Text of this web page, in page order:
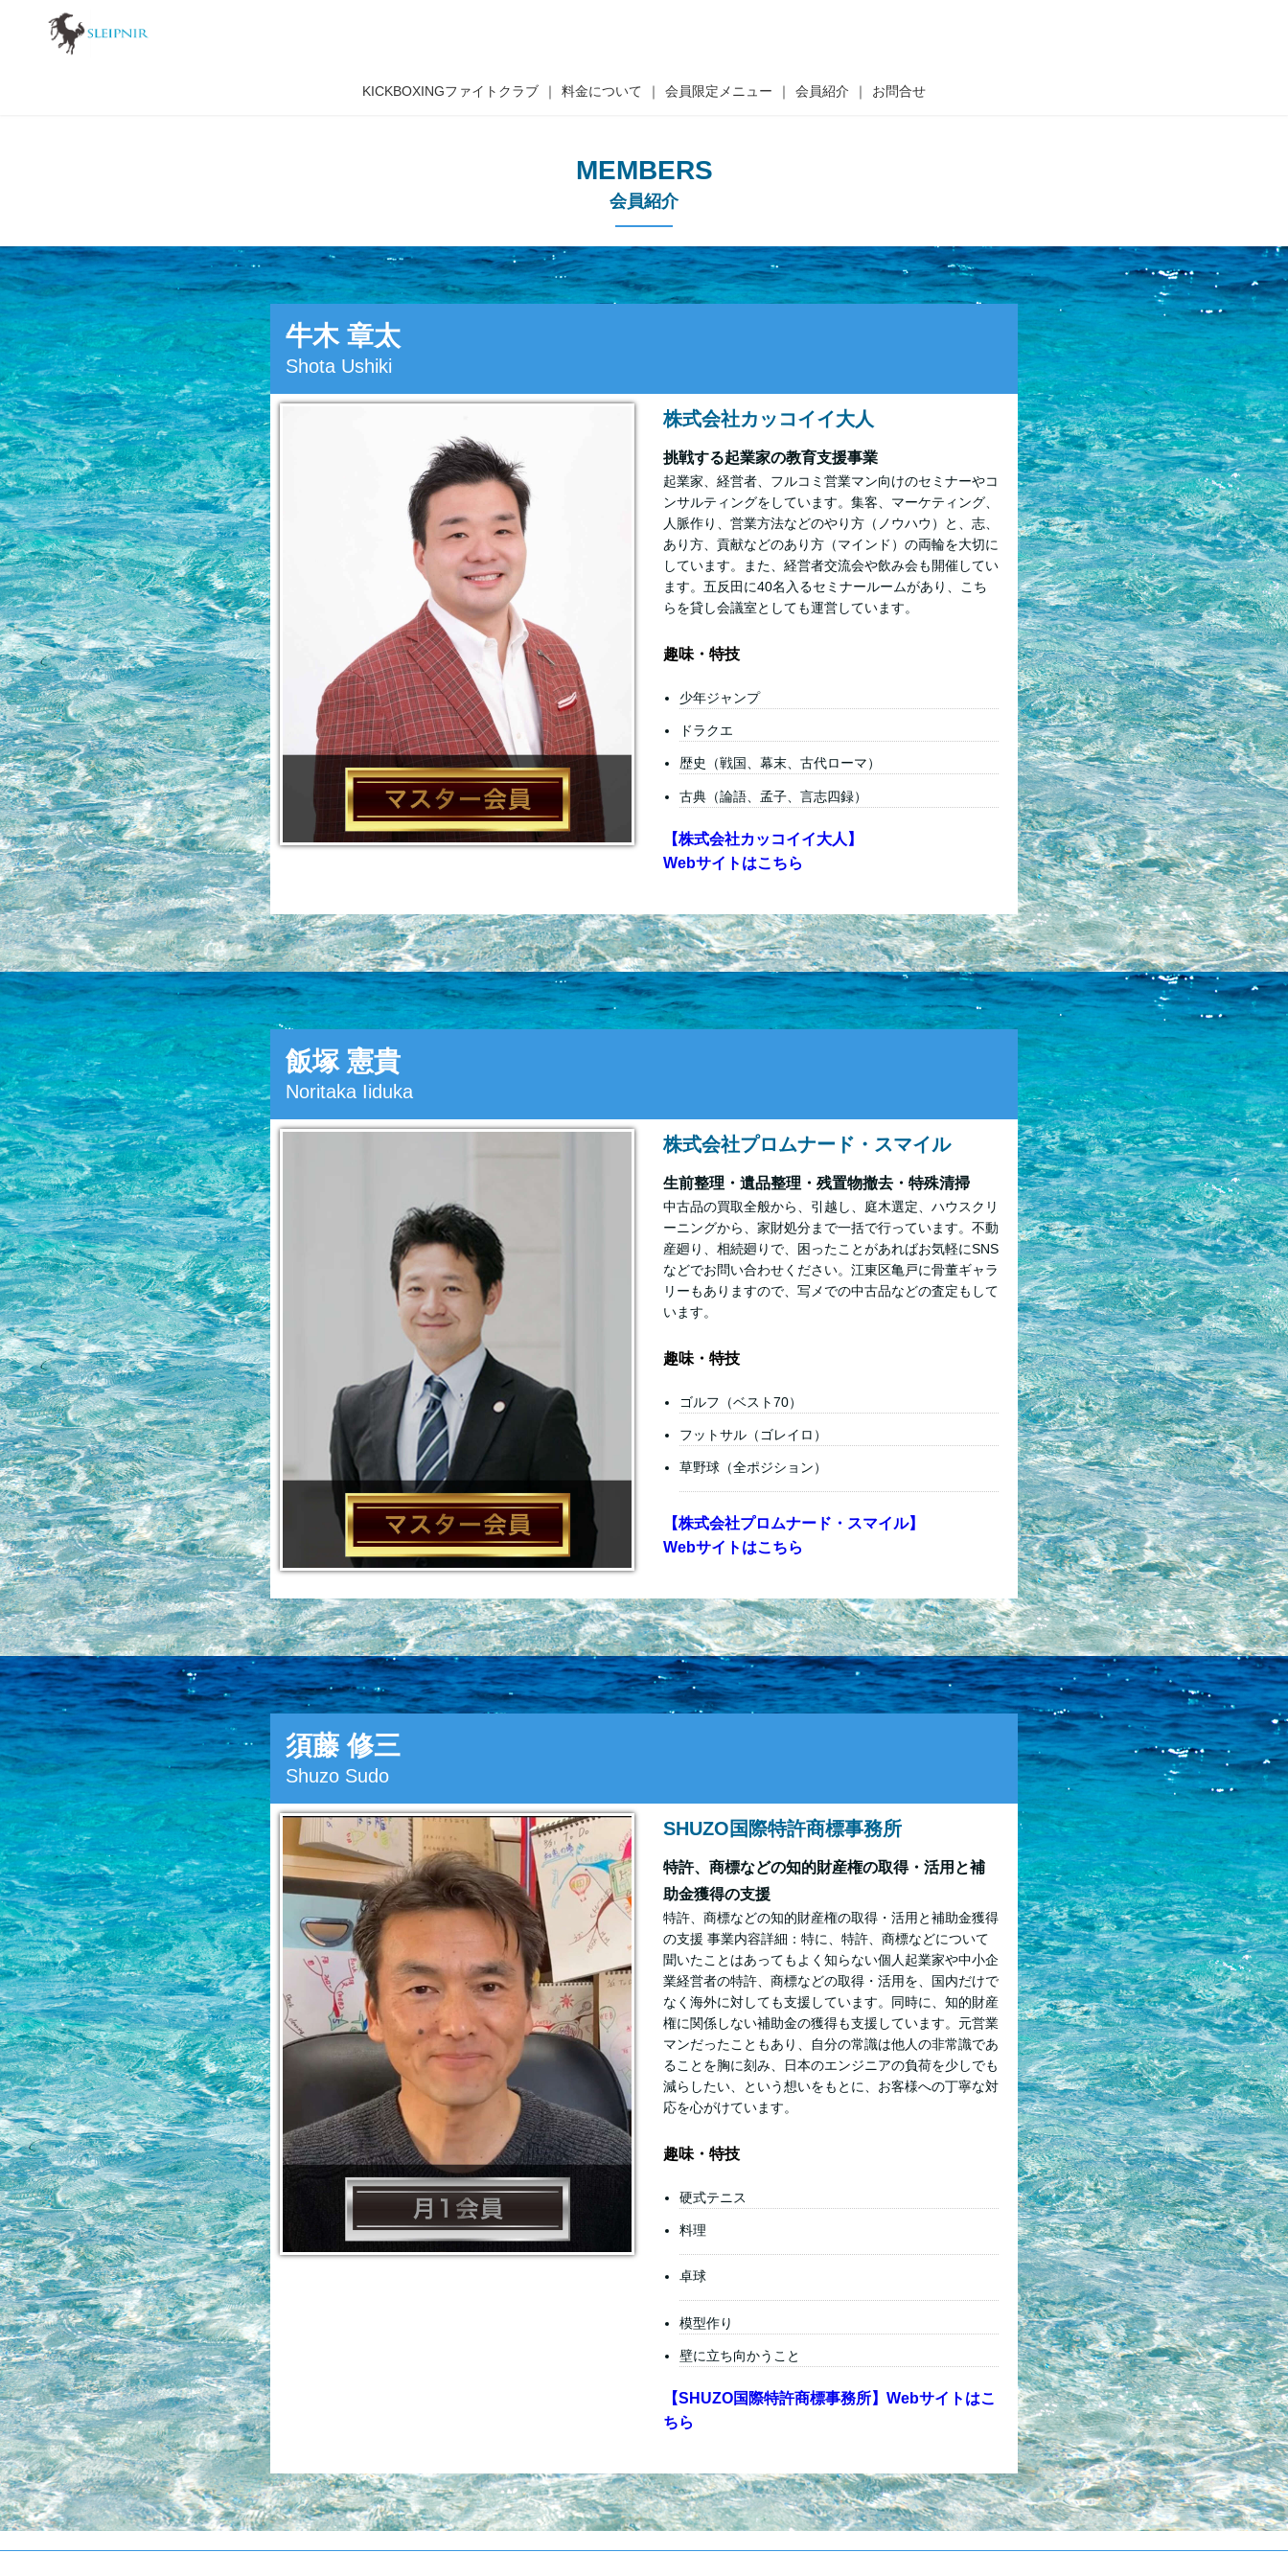
KICKBOXINGファイトクラブ 料金について 会員限定メニュー 会員紹介 お問合せ
MEMBERS
会員紹介
牛木 章太
Shota Ushiki
株式会社カッコイイ大人
挑戦する起業家の教育支援事業
起業家、経営者、フルコミ営業マン向けのセミナーやコ
ンサルティングをしています。集客、マーケティング、
人脈作り、営業方法などのやり方（ノウハウ）と、志、
あり方、貢献などのあり方（マインド）の両輪を大切に
しています。また、経営者交流会や飲み会も開催してい
ます。五反田に40名入るセミナールームがあり、こち
らを貸し会議室としても運営しています。
趣味・特技
少年ジャンプ
ドラクエ
歴史（戦国、幕末、古代ローマ）
古典（論語、孟子、言志四録）
【株式会社カッコイイ大人】
Webサイトはこちら
飯塚 憲貴
Noritaka Iiduka
株式会社プロムナード・スマイル
生前整理・遺品整理・残置物撤去・特殊清掃
中古品の買取全般から、引越し、庭木選定、ハウスクリ
ーニングから、家財処分まで一括で行っています。不動
産廻り、相続廻りで、困ったことがあればお気軽にSNS
などでお問い合わせください。江東区亀戸に骨董ギャラ
リーもありますので、写メでの中古品などの査定もして
います。
趣味・特技
ゴルフ（ベスト70）
フットサル（ゴレイロ）
草野球（全ポジション）
【株式会社プロムナード・スマイル】
Webサイトはこちら
須藤 修三
Shuzo Sudo
SHUZO国際特許商標事務所
特許、商標などの知的財産権の取得・活用と補
助金獲得の支援
特許、商標などの知的財産権の取得・活用と補助金獲得
の支援 事業内容詳細：特に、特許、商標などについて
聞いたことはあってもよく知らない個人起業家や中小企
業経営者の特許、商標などの取得・活用を、国内だけで
なく海外に対しても支援しています。同時に、知的財産
権に関係しない補助金の獲得も支援しています。元営業
マンだったこともあり、自分の常識は他人の非常識であ
ることを胸に刻み、日本のエンジニアの負荷を少しでも
減らしたい、という想いをもとに、お客様への丁寧な対
応を心がけています。
趣味・特技
硬式テニス
料理
卓球
模型作り
壁に立ち向かうこと
【SHUZO国際特許商標事務所】Webサイトはこ
ちら